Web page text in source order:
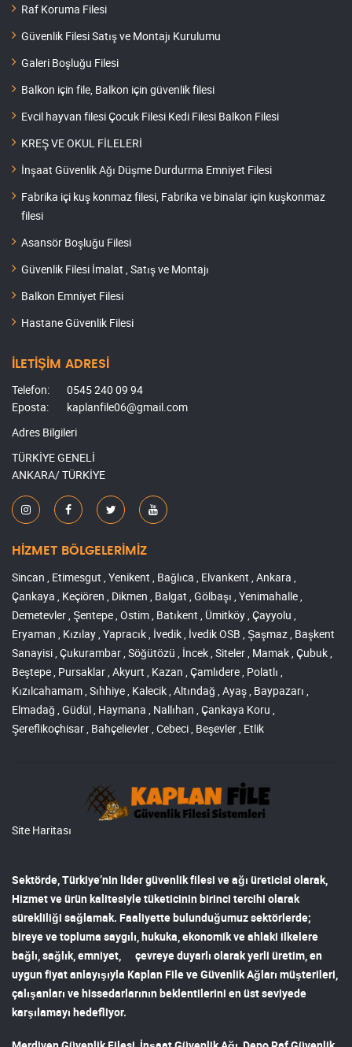
Raf Koruma Filesi
Güvenlik Filesi Satış ve Montajı Kurulumu
Galeri Boşluğu Filesi
Balkon için file, Balkon için güvenlik filesi
Evcil hayvan filesi Çocuk Filesi Kedi Filesi Balkon Filesi
KREŞ VE OKUL FİLELERİ
İnşaat Güvenlik Ağı Düşme Durdurma Emniyet Filesi
Fabrika içi kuş konmaz filesi, Fabrika ve binalar için kuşkonmaz
filesi
Asansör Boşluğu Filesi
Güvenlik Filesi İmalat , Satış ve Montajı
Balkon Emniyet Filesi
Hastane Güvenlik Filesi
İLETİŞİM ADRESİ
Telefon:
0545 240 09 94
Eposta:
kaplanfile06@gmail.com
Adres Bilgileri
TÜRKİYE GENELİ
ANKARA/ TÜRKİYE
HİZMET BÖLGELERİMİZ
Sincan , Etimesgut , Yenikent , Bağlıca , Elvankent , Ankara ,
Çankaya , Keçiören , Dikmen , Balgat , Gölbaşı , Yenimahalle ,
Demetevler , Şentepe , Ostim , Batıkent , Ümitköy , Çayyolu ,
Eryaman , Kızılay , Yapracık , İvedik , İvedik OSB , Şaşmaz , Başkent
Sanayisi , Çukurambar , Söğütözü , İncek , Siteler , Mamak , Çubuk ,
Beştepe , Pursaklar , Akyurt , Kazan , Çamlıdere , Polatlı ,
Kızılcahamam , Sıhhiye , Kalecik , Altındağ , Ayaş , Baypazarı ,
Elmadağ , Güdül , Haymana , Nallıhan , Çankaya Koru ,
Şereflikoçhisar , Bahçelievler , Cebeci , Beşevler , Etlik
Site Haritası
Sektörde, Türkiye’nin lidergüvenlik filesi ve ağı üreticisi olarak,
Hizmet ve ürün kalitesiyle tüketicinin birinci tercihi olarak
sürekliliği sağlamak. Faaliyette bulunduğumuz sektörlerde;
bireye ve topluma saygılı, hukuka, ekonomik ve ahlaki ilkelere
bağlı, sağlık, emniyet, çevreye duyarlı olarak yerli üretim, en
uygun fiyat anlayışıyla Kaplan File ve Güvenlik Ağları müşterileri,
çalışanları ve hissedarlarının beklentilerini en üst seviyede
karşılamayı hedefliyor.